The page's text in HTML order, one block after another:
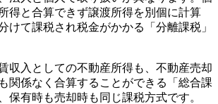
得と合算できず譲渡所得を別個に計算
けて課税され税金がかかる「分離課税」
収入としての不動産所得も、不動産売却
関係なく合算することができる「総合課
保有時も売却時も同じ課税方式です。